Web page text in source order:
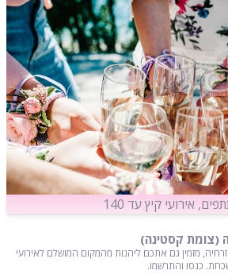
(צומת קסטינה)
מזמין גם אתכם ליהנות מהמקום המושלם לאירועי
כנסו והתרשמו.